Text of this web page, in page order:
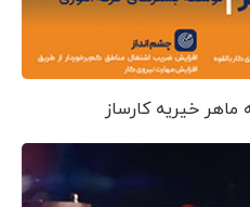
ماهر خیریه کارساز